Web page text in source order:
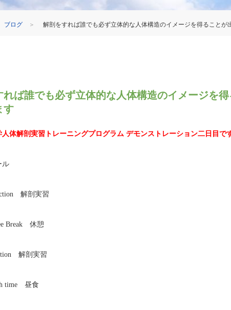
ブログ ＞ 解剖をすれば誰でも必ず立体的な人体構造のイメージを得ることが
れば誰でも必ず立体的な人体構造のイメージを得
す
体解剖実習トレーニングプログラム デモンストレーション二日目です
ル
解剖実習
Break 休憩
解剖実習
time 昼食